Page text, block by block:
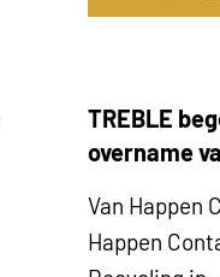
TREBLE
overname
Van Happen
Happen